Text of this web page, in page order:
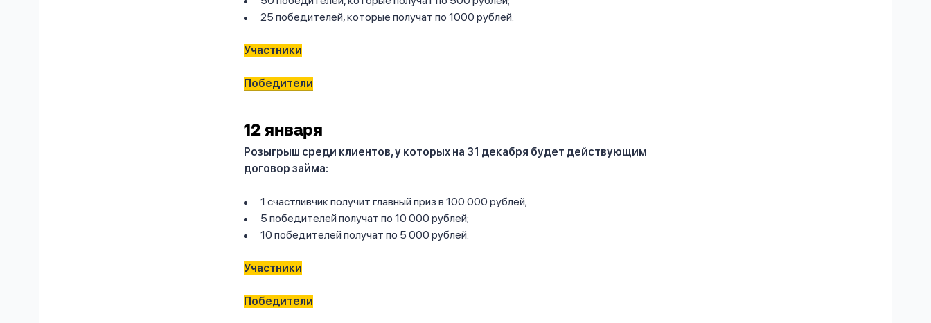
25 победителей, которые получат по 1000 рублей.
Участники
Победители
12 января
Розыгрыш среди клиентов, у которых на 31 декабря будет действующим
договор займа:
1 счастливчик получит главный приз в 100 000 рублей;
5 победителей получат по 10 000 рублей;
10 победителей получат по 5 000 рублей.
Участники
Победители